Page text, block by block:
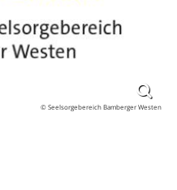
© Seelsorgebereich Bamberger Westen